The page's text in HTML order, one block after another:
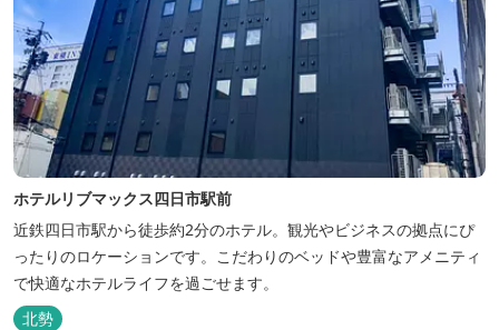
ホテルリブマックス四日市駅前
近鉄四日市駅から徒歩約2分のホテル。観光やビジネスの拠点にぴ
ったりのロケーションです。こだわりのベッドや豊富なアメニティ
で快適なホテルライフを過ごせます。
北勢